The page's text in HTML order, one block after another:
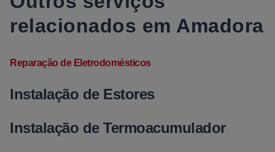
relacionados em Amadora
Reparação de Eletrodomésticos
Instalação de Estores
Instalação de Termoacumulador